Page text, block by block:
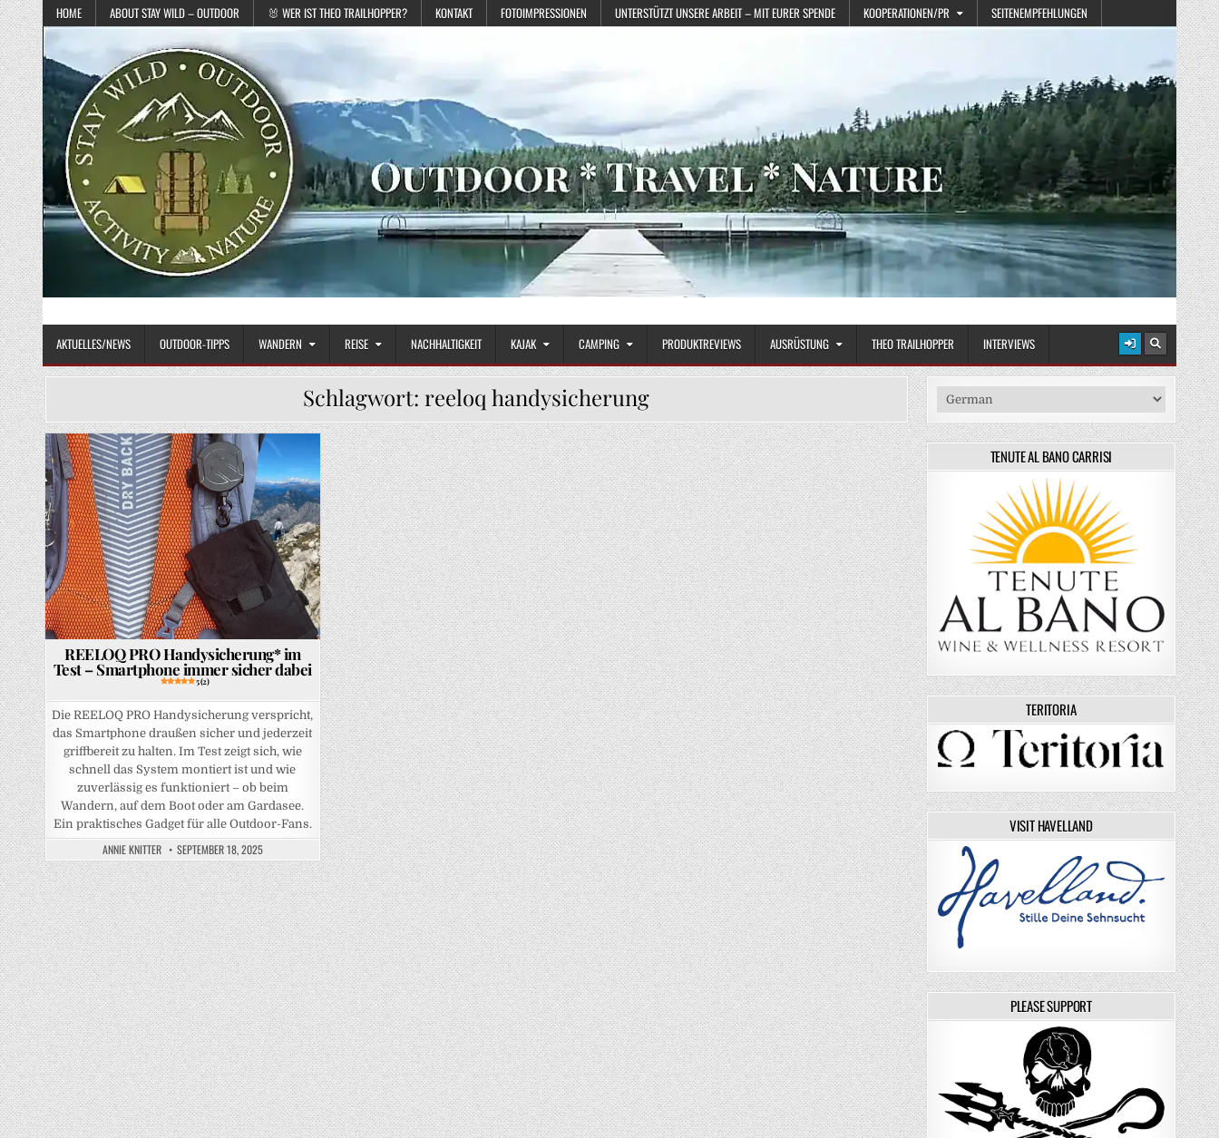
Skip to content
HOME ABOUT STAY WILD – OUTDOOR 🐰 WER IST THEO TRAILHOPPER? KONTAKT FOTOIMPRESSIONEN UNTERSTÜTZT UNSERE ARBEIT – MIT EURER SPENDE KOOPERATIONEN/PR SEITENEMPFEHLUNGEN
STAY WILD – OUTDOOR
AKTUELLES/NEWS OUTDOOR-TIPPS WANDERN REISE NACHHALTIGKEIT KAJAK CAMPING PRODUKTREVIEWS AUSRÜSTUNG THEO TRAILHOPPER INTERVIEWS
Schlagwort:reeloq handysicherung
Posted in
REELOQ PRO Handysicherung* im
Test – Smartphone immer sicher dabei
5 (2)
Die REELOQ PRO Handysicherung verspricht,
das Smartphone draußen sicher und jederzeit
griffbereit zu halten. Im Test zeigt sich, wie
schnell das System montiert ist und wie
zuverlässig es funktioniert – ob beim
Wandern, auf dem Boot oder am Gardasee.
Ein praktisches Gadget für alle Outdoor-Fans.
ANNIE KNITTER SEPTEMBER 18, 2025
TENUTE AL BANO CARRISI
TERITORIA
VISIT HAVELLAND
PLEASE SUPPORT